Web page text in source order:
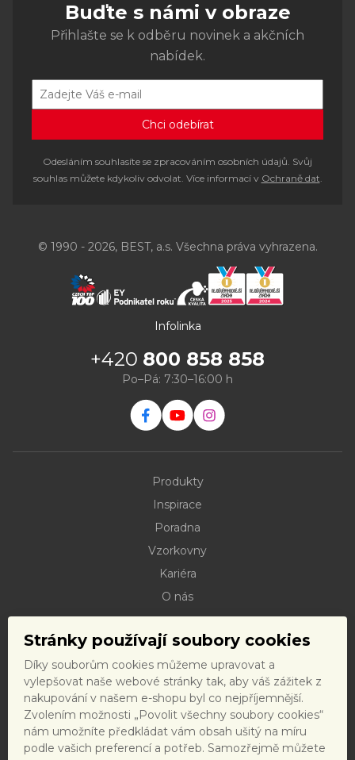
Stránky používají soubory cookies
Díky souborům cookies můžeme upravovat a
vylepšovat naše webové stránky tak, aby váš zážitek z
nakupování v našem e-shopu byl co nejpříjemnější.
Zvolením možnosti „Povolit všechny soubory cookies“
nám umožníte předkládat vám obsah ušitý na míru
podle vašich preferencí a potřeb. Samozřejmě můžete
Buďte s námi v obraze
Přihlašte se k odběru novinek a akčních
nabídek.
Odesláním souhlasíte se zpracováním osobních údajů. Svůj
souhlas můžete kdykoliv odvolat. Více informací v Ochraně dat.
© 1990 - 2026, BEST, a.s. Všechna práva vyhrazena.
Infolinka
+420 800 858 858
Po–Pá: 7:30–16:00 h
Produkty
Inspirace
Poradna
Vzorkovny
Kariéra
O nás
Dokumenty ke stažení
Doprava
Reklamační řád
Reklamační formulář
Obchodní podmínky a právní předpisy